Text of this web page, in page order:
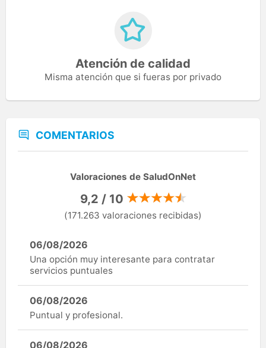
Atención de calidad
Misma atención que si fueras por privado
COMENTARIOS
Valoraciones de SaludOnNet
9,2 / 10
(171.263 valoraciones recibidas)
06/08/2026
Una opción muy interesante para contratar
servicios puntuales
06/08/2026
Puntual y profesional.
06/08/2026